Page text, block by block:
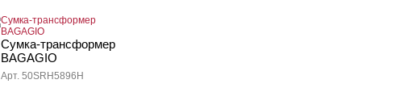
Сумка-трансформер
BAGAGIO
Арт. 50SRH5896H